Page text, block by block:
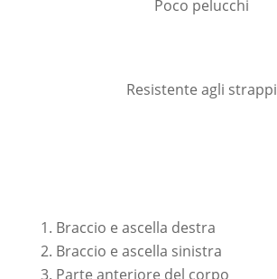
Poco pelucchi
Resistente agli strappi
Braccio e ascella destra
Braccio e ascella sinistra
Parte anteriore del corpo